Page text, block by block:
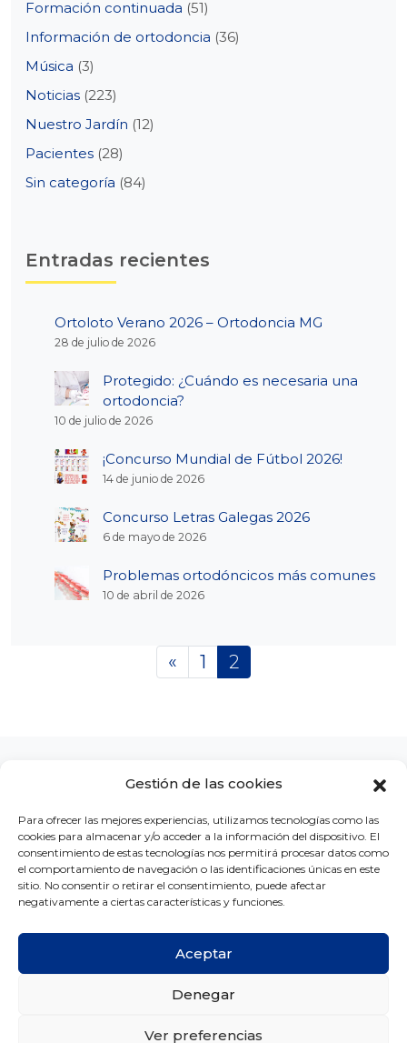
Gestión de las cookies
Para ofrecer las mejores experiencias, utilizamos tecnologías como las
cookies para almacenar y/o acceder a la información del dispositivo. El
consentimiento de estas tecnologías nos permitirá procesar datos como
el comportamiento de navegación o las identificaciones únicas en este
sitio. No consentir o retirar el consentimiento, puede afectar
negativamente a ciertas características y funciones.
Aceptar
Denegar
Ver preferencias
Formación continuada (51)
Información de ortodoncia (36)
Música (3)
Noticias (223)
Nuestro Jardín (12)
Pacientes (28)
Sin categoría (84)
Entradas recientes
Ortoloto Verano 2026 – Ortodoncia MG
28 de julio de 2026
Protegido: ¿Cuándo es necesaria una
ortodoncia?
10 de julio de 2026
¡Concurso Mundial de Fútbol 2026!
14 de junio de 2026
Concurso Letras Galegas 2026
6 de mayo de 2026
Problemas ortodóncicos más comunes
10 de abril de 2026
Posts navigation
« 1 2
LA CLÍNICA CONCURSOS BLOG CONTACTO
Copyright © Ortodoncia MG 2026 -
Política de privacidad